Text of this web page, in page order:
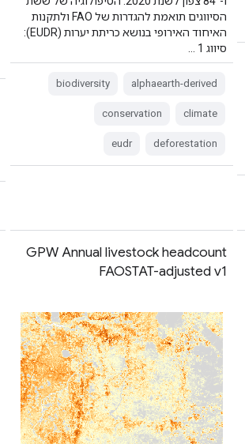
הסיווגים תואמת להגדרות של FAO ולתקנות
האיחוד האירופי בנושא כריתת יערות (EUDR):
סיווג 1 …
alphaearth-derived
biodiversity
climate
conservation
deforestation
eudr
GPW Annual livestock headcount
FAOSTAT-adjusted v1